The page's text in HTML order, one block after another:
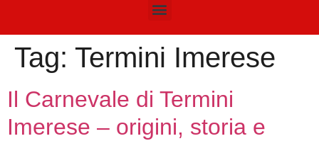
Tag: Termini Imerese
Il Carnevale di Termini
Imerese – origini, storia e